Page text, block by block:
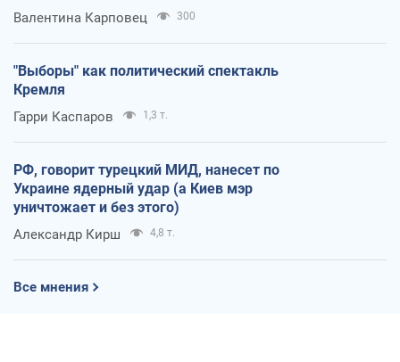
Валентина Карповец 300
"Выборы" как политический спектакль
Кремля
Гарри Каспаров 1,3 т.
РФ, говорит турецкий МИД, нанесет по
Украине ядерный удар (а Киев мэр
уничтожает и без этого)
Александр Кирш 4,8 т.
Все мнения